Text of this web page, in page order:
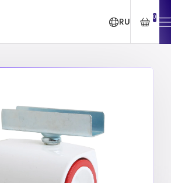
RU 0